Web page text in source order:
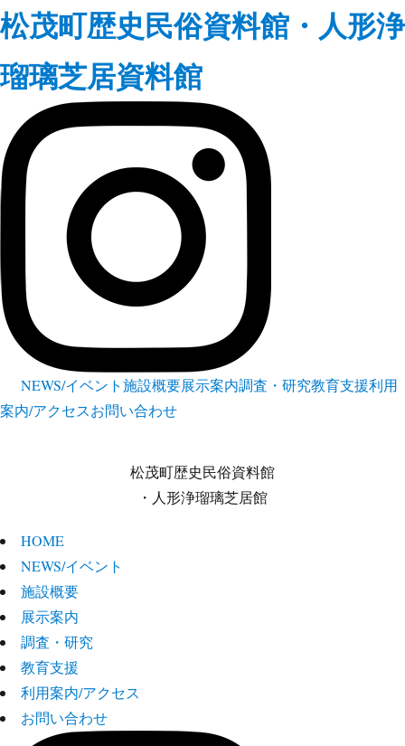
松茂町歴史民俗資料館・人形浄
瑠璃芝居資料館
NEWS/イベント施設概要展示案内調査・研究教育支援利用
案内/アクセスお問い合わせ
松茂町歴史民俗資料館
・人形浄瑠璃芝居館
HOME
NEWS/イベント
施設概要
展示案内
調査・研究
教育支援
利用案内/アクセス
お問い合わせ